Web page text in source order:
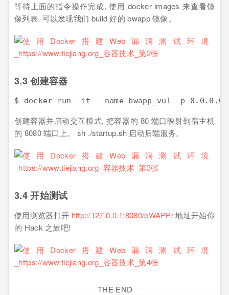
等待上面的指令操作完成, 使用 docker images 来查看镜
像列表, 可以发现我们 build 好的 bwapp 镜像。
3.3 创建容器
$ docker run -it --name bwapp_vul -p
创建容器并启动交互模式, 把容器的 80 端口映射到宿主机
的 8080 端口上。 sh ./startup.sh 启动后端服务。
3.4 开始测试
使用浏览器打开 http://127.0.0.1:8080/bWAPP/地址开始你
的 Hack 之旅吧!
THE END